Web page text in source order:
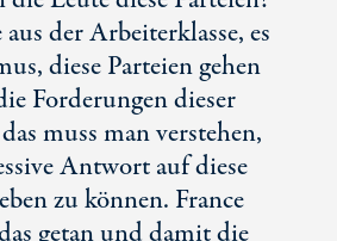
der Arbeiterklasse, es
diese Parteien gehen
Forderungen dieser
muss man verstehen,
Antwort auf diese
zu können. France